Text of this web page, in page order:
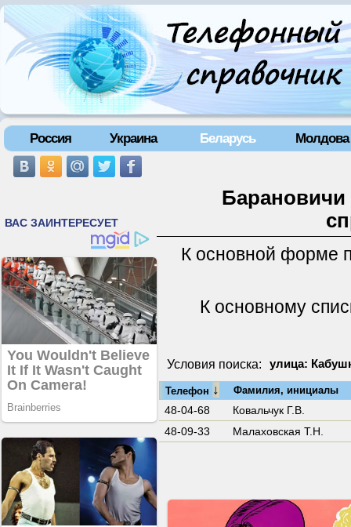
Россия Украина Беларусь Молдова
Барановичи
К основной форме
К основному
Условия поиска: улица:
Телефон ↓ Фамилия, инициалы
48-04-68
Ковальчук Г.В.
48-09-33
Малаховская Т.Н.